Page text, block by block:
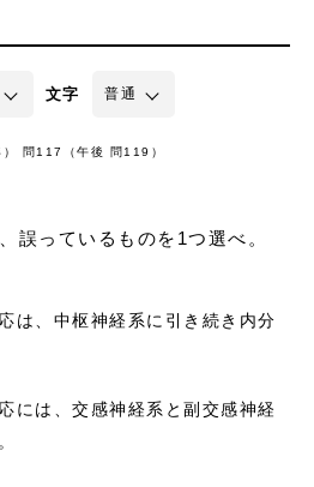
文字
問117（午後 問119）
誤っているものを1つ選べ。
は、中枢神経系に引き続き内分
には、交感神経系と副交感神経